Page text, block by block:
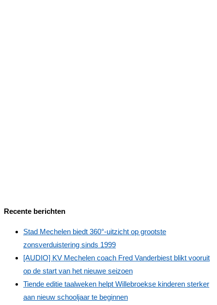
Recente berichten
Stad Mechelen biedt 360°‑uitzicht op grootste
zonsverduistering sinds 1999
[AUDIO] KV Mechelen coach Fred Vanderbiest blikt vooruit
op de start van het nieuwe seizoen
Tiende editie taalweken helpt Willebroekse kinderen sterker
aan nieuw schooljaar te beginnen